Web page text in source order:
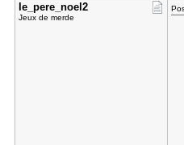
le_pere_no​el2
Jeux de merde